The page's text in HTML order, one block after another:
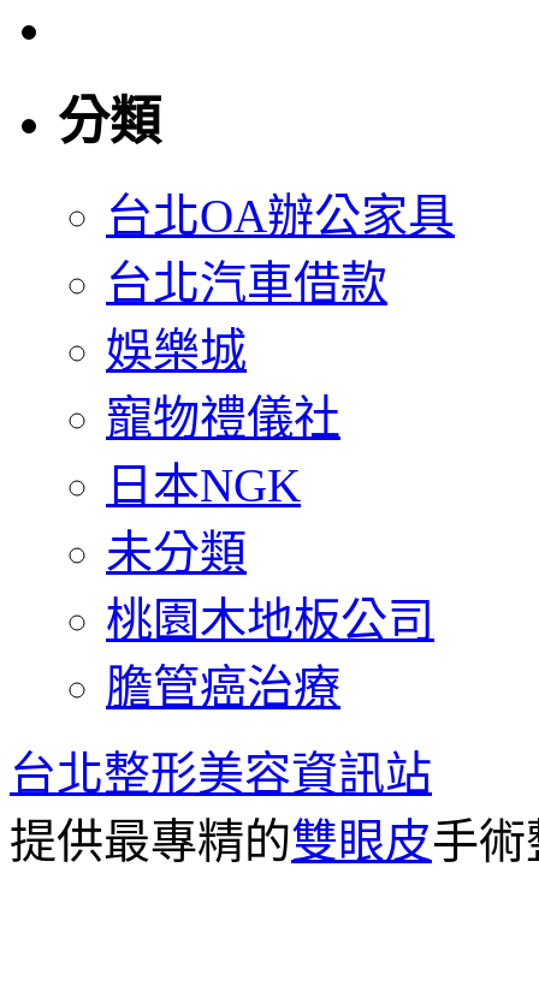
分類
台北OA辦公家具
台北汽車借款
娛樂城
寵物禮儀社
日本NGK
未分類
桃園木地板公司
膽管癌治療
台北整形美容資訊站
提供最專精的雙眼皮手術